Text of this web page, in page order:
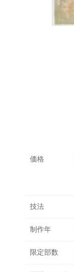
価格
技法
制作年
限定部数